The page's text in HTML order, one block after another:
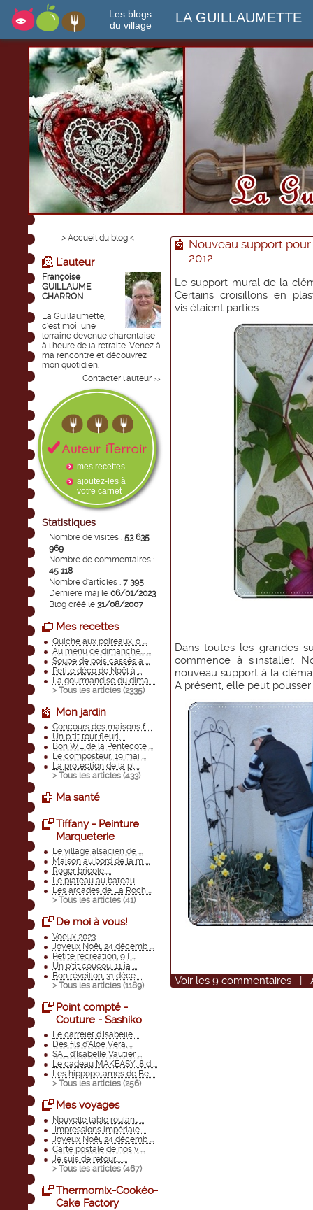
Les blogs
du village
LA GUILLAUMETTE
> Accueil du blog <
L'auteur
Françoise
GUILLAUME
CHARRON
La Guillaumette,
c'est moi! une
lorraine devenue charentaise
à l'heure de la retraite. Venez à
ma rencontre et découvrez
mon quotidien.
Contacter l'auteur >>
mes recettes
ajoutez-les à
votre carnet
Statistiques
Nombre de visites : 53 635
969
Nombre de commentaires :
45 118
Nombre d'articles : 7 395
Dernière màj le 06/01/2023
Blog créé le 31/08/2007
Mes recettes
Quiche aux poireaux, o ...
Au menu ce dimanche... ...
Soupe de pois cassés a ...
Petite déco de Noël à ...
La gourmandise du dima ...
> Tous les articles (2335)
Mon jardin
Concours des maisons f ...
Un p'tit tour fleuri, ...
Bon WE de la Pentecôte ...
Le composteur, 19 mai ...
La protection de la pl ...
> Tous les articles (433)
Ma santé
Tiffany - Peinture
Marqueterie
Le village alsacien de ...
Maison au bord de la m ...
Roger bricole.....
Le plateau au bateau
Les arcades de La Roch ...
> Tous les articles (41)
De moi à vous!
Voeux 2023
Joyeux Noël, 24 décemb ...
Petite récréation, 9 f ...
Un p'tit coucou, 11 ja ...
Bon réveillon, 31 déce ...
> Tous les articles (1189)
Point compté -
Couture - Sashiko
Le carrelet d'Isabelle ...
Des fils d'Aloe Vera, ...
SAL d'Isabelle Vautier ...
Le cadeau MAKEASY, 8 d ...
Les hippopotames de Be ...
> Tous les articles (256)
Mes voyages
Nouvelle table roulant ...
"Impressions impériale ...
Joyeux Noël, 24 décemb ...
Carte postale de nos v ...
Je suis de retour.... ...
> Tous les articles (467)
Thermomix-Cookéo-
Cake Factory
Nouveau support
2012
Le support mural de la
Certains croisillons en
vis étaient parties.
Dans toutes les grandes
commence à s'installer.
nouveau support à la
A présent, elle peut
Voir les 9 commentaires |